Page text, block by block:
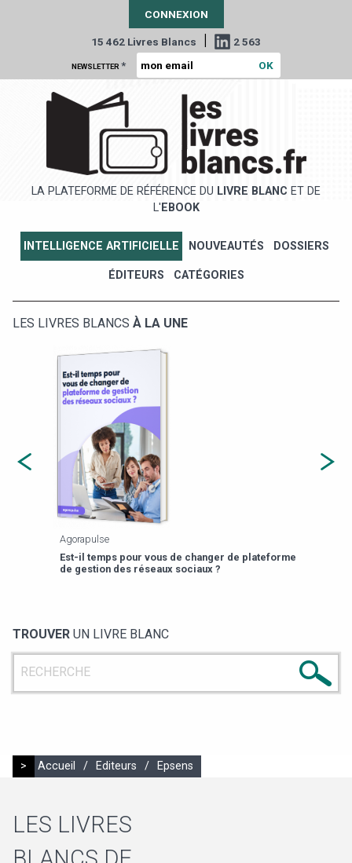
CONNEXION
15 462 Livres Blancs | 2 563
NEWSLETTER *
LA PLATEFORME DE RÉFÉRENCE DU LIVRE BLANC ET DE
L' EBOOK
INTELLIGENCE ARTIFICIELLE NOUVEAUTÉS DOSSIERS
ÉDITEURS CATÉGORIES
LES LIVRES BLANCS À LA UNE
Agorapulse
Est-il temps pour vous de changer de plateforme
de gestion des réseaux sociaux ?
TROUVER UN LIVRE BLANC
> Accueil / Editeurs / Epsens
LES LIVRES